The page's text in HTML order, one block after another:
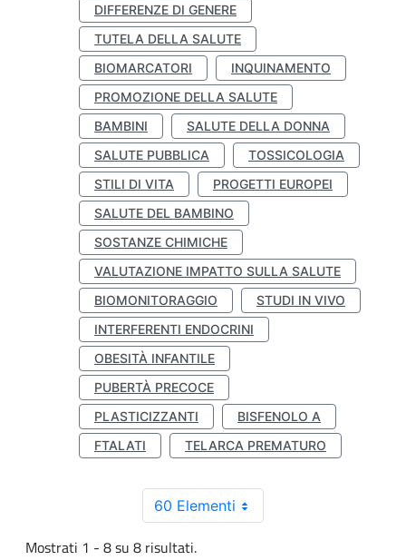
DIFFERENZE DI GENERE
TUTELA DELLA SALUTE
BIOMARCATORI
INQUINAMENTO
PROMOZIONE DELLA SALUTE
BAMBINI
SALUTE DELLA DONNA
SALUTE PUBBLICA
TOSSICOLOGIA
STILI DI VITA
PROGETTI EUROPEI
SALUTE DEL BAMBINO
SOSTANZE CHIMICHE
VALUTAZIONE IMPATTO SULLA SALUTE
BIOMONITORAGGIO
STUDI IN VIVO
INTERFERENTI ENDOCRINI
OBESITÀ INFANTILE
PUBERTÀ PRECOCE
PLASTICIZZANTI
BISFENOLO A
FTALATI
TELARCA PREMATURO
60 Elementi
Mostrati 1 - 8 su 8 risultati.